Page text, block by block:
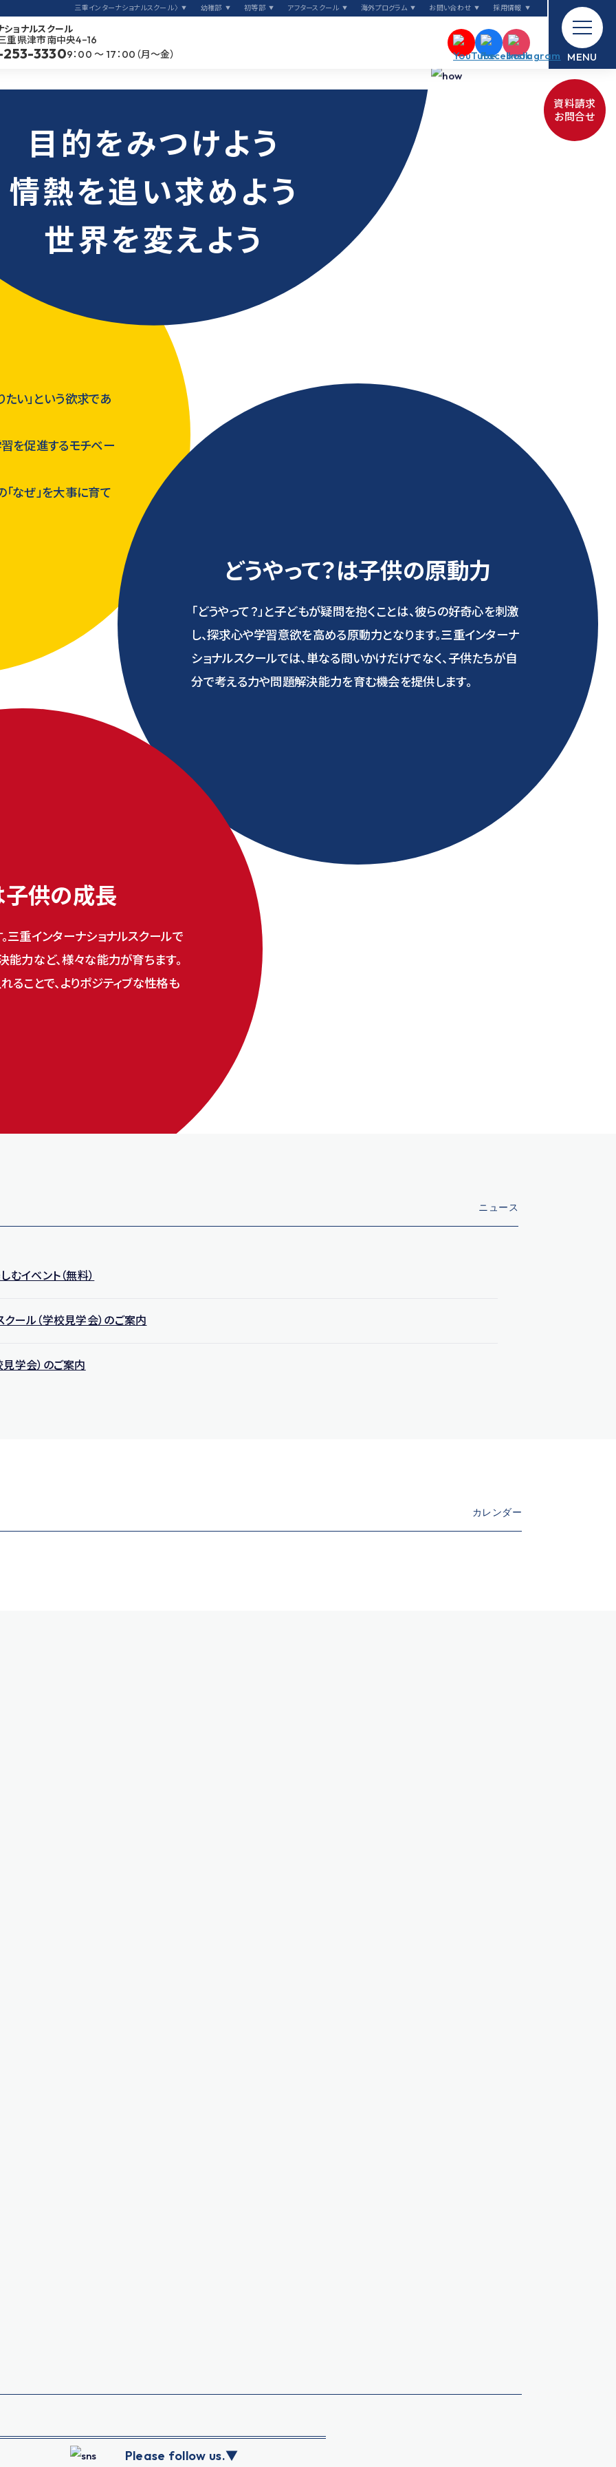
三重インターナショナルスクール 〉 幼稚部 初等部 アフタースクール 海外プログラム お問い合わせ 採用情報
ショナルスクール
重県津市南中央4−16
33309：00 〜 17：00（月〜金）
資料請求
お問合せ
MENU
your purpose
your passion
the world
目的をみつけよう
情熱を追い求めよう
世界を変えよう
い」という欲求であ
を促進するモチベー
なぜ」を大事に育て
どうやって？は子供の原動力
「どうやって？」と子どもが疑問を抱くことは、彼らの好奇心を刺激
し、探求心や学習意欲を高める原動力となります。三重インターナ
ショナルスクールでは、単なる問いかけだけでなく、子供たちが自
分で考える力や問題解決能力を育む機会を提供します。
子供の成長
三重インターナショナルスクールで
能力など、様々な能力が育ちます。
ることで、よりポジティブな性格も
イベント（無料）
ール（学校見学会）のご案内
学会）のご案内
Please follow us.▼